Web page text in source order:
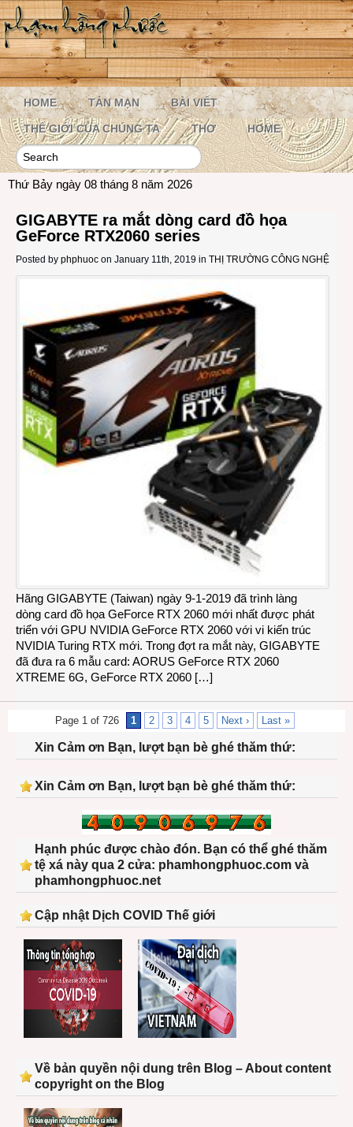
HOME TẢN MẠN BÀI VIẾT
THẾ GIỚI CỦA CHÚNG TA THƠ HOME
Thứ Bảy ngày 08 tháng 8 năm 2026
GIGABYTE ra mắt dòng card đồ họa
GeForce RTX2060 series
Posted by phphuoc on January 11th, 2019 in THỊ TRƯỜNG CÔNG NGHỆ
Hãng GIGABYTE (Taiwan) ngày 9-1-2019 đã trình làng
dòng card đồ họa GeForce RTX 2060 mới nhất được phát
triển với GPU NVIDIA GeForce RTX 2060 với vi kiến trúc
NVIDIA Turing RTX mới. Trong đợt ra mắt này, GIGABYTE
đã đưa ra 6 mẫu card: AORUS GeForce RTX 2060
XTREME 6G, GeForce RTX 2060 […]
Page 1 of 726 1 2 3 4 5 Next › Last »
Xin Cảm ơn Bạn, lượt bạn bè ghé thăm thứ:
Xin Cảm ơn Bạn, lượt bạn bè ghé thăm thứ:
Hạnh phúc được chào đón. Bạn có thể ghé thăm
tệ xá này qua 2 cửa: phamhongphuoc.com và
phamhongphuoc.net
Cập nhật Dịch COVID Thế giới
Về bản quyền nội dung trên Blog – About content
copyright on the Blog